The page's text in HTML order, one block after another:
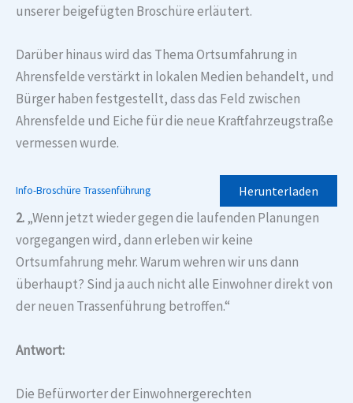
unserer beigefügten Broschüre erläutert.
Darüber hinaus wird das Thema Ortsumfahrung in
Ahrensfelde verstärkt in lokalen Medien behandelt, und
Bürger haben festgestellt, dass das Feld zwischen
Ahrensfelde und Eiche für die neue Kraftfahrzeugstraße
vermessen wurde.
Info-Broschüre Trassenführung Herunterladen
2.„Wenn jetzt wieder gegen die laufenden Planungen
vorgegangen wird, dann erleben wir keine
Ortsumfahrung mehr. Warum wehren wir uns dann
überhaupt? Sind ja auch nicht alle Einwohner direkt von
der neuen Trassenführung betroffen.“
Antwort:
Die Befürworter der Einwohnergerechten